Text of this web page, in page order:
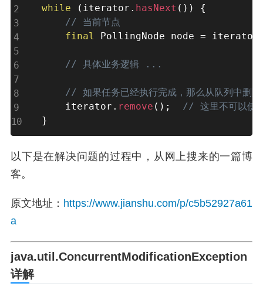
while
( iterator . hasNext ( ) )
{
// 当前节点
final
PollingNode node = iterator
// 具体业务逻辑 ...
// 如果任务已经执行完成，那么从队列中删除
    iterator
. remove ( ) ;
// 这里不可以
}
以下是在解决问题的过程中，从网上搜来的一篇博
客。
原文地址： https://www.jianshu.com/p/c5b52927a61
a
java.util.ConcurrentModificationException
详解